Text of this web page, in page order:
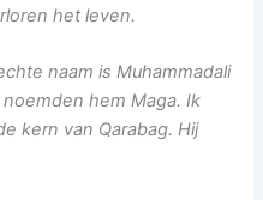
het leven.
naam is Muhammadali
noemden hem Maga. Ik
kern van Qarabag. Hij